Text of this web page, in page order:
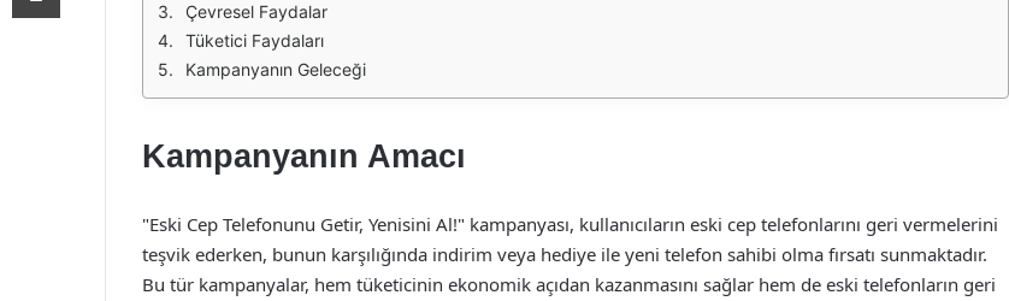
Çevresel Faydalar
Tüketici Faydaları
Kampanyanın Geleceği
Kampanyanın Amacı
"Eski Cep Telefonunu Getir, Yenisini Al!" kampanyası, kullanıcıların eski cep telefonlarını geri vermelerini
teşvik ederken, bunun karşılığında indirim veya hediye ile yeni telefon sahibi olma fırsatı sunmaktadır.
Bu tür kampanyalar, hem tüketicinin ekonomik açıdan kazanmasını sağlar hem de eski telefonların geri